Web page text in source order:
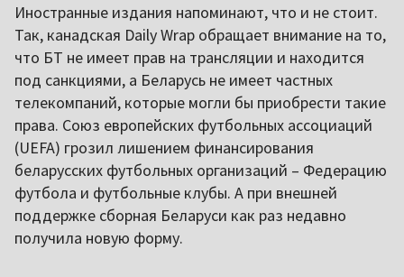
Иностранные издания напоминают, что и не стоит.
Так, канадская Daily Wrap обращает внимание на то,
что БТ не имеет прав на трансляции и находится
под санкциями, а Беларусь не имеет частных
телекомпаний, которые могли бы приобрести такие
права. Союз европейских футбольных ассоциаций
(UEFA) грозил лишением финансирования
беларусских футбольных организаций – Федерацию
футбола и футбольные клубы. А при внешней
поддержке сборная Беларуси как раз недавно
получила новую форму.